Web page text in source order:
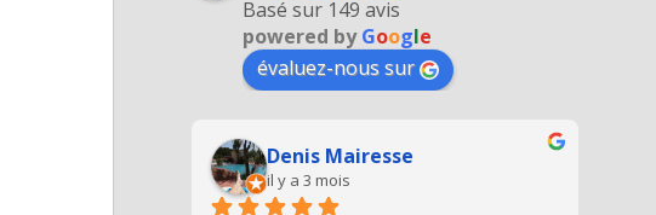
Basé sur 149 avis
powered byGoogle
évaluez-nous sur
Denis Mairesse
il y a 3 mois